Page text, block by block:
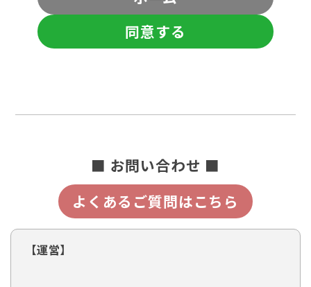
同意する
■ お問い合わせ ■
よくあるご質問はこちら
【運営】